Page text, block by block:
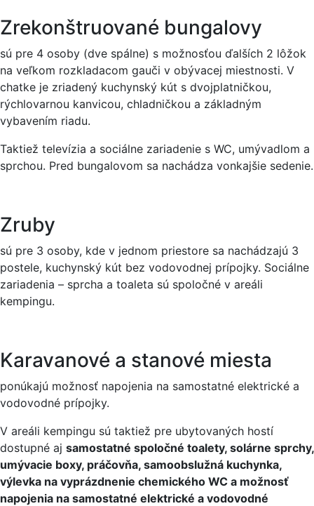
Zrekonštruované bungalovy
sú pre 4 osoby (dve spálne) s možnosťou ďalších 2 lôžok
na veľkom rozkladacom gauči v obývacej miestnosti. V
chatke je zriadený kuchynský kút s dvojplatničkou,
rýchlovarnou kanvicou, chladničkou a základným
vybavením riadu.
Taktiež televízia a sociálne zariadenie s WC, umývadlom a
sprchou. Pred bungalovom sa nachádza vonkajšie sedenie.
Zruby
sú pre 3 osoby, kde v jednom priestore sa nachádzajú 3
postele, kuchynský kút bez vodovodnej prípojky. Sociálne
zariadenia – sprcha a toaleta sú spoločné v areáli
kempingu.
Karavanové a stanové miesta
ponúkajú možnosť napojenia na samostatné elektrické a
vodovodné prípojky.
V areáli kempingu sú taktiež pre ubytovaných hostí
dostupné aj samostatné spoločné toalety, solárne sprchy,
umývacie boxy, práčovňa, samoobslužná kuchynka,
výlevka na vyprázdnenie chemického WC a možnosť
napojenia na samostatné elektrické a vodovodné